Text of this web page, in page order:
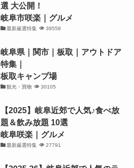
選 大公開！
岐阜市咲楽｜グルメ
最新厳選特集 39558
岐阜県｜関市｜板取｜アウトドア
特集｜
板取キャンプ場
観光・買物 30105
【2025】岐阜近郊で人気♪食べ放
題＆飲み放題 10選
岐阜咲楽｜グルメ
最新厳選特集 27791